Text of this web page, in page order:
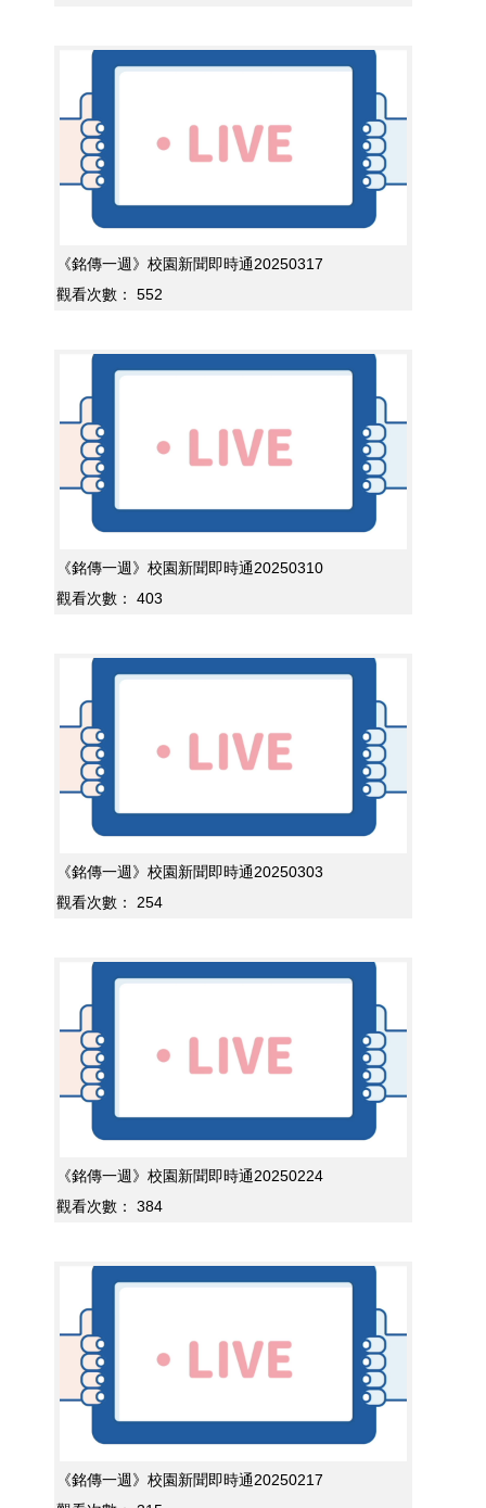
《銘傳一週》校園新聞即時通20250317
觀看次數：
552
《銘傳一週》校園新聞即時通20250310
觀看次數：
403
《銘傳一週》校園新聞即時通20250303
觀看次數：
254
《銘傳一週》校園新聞即時通20250224
觀看次數：
384
《銘傳一週》校園新聞即時通20250217